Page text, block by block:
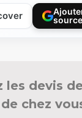
les devis
de chez